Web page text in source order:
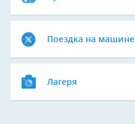
Поездка на машине
Лагеря